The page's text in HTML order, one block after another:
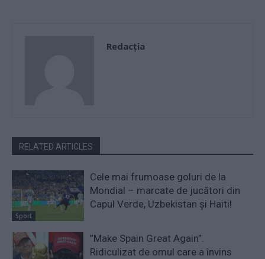
Redacţia
RELATED ARTICLES
Sport
Cele mai frumoase goluri de la
Mondial – marcate de jucători din
Capul Verde, Uzbekistan și Haiti!
”Make Spain Great Again”.
Ridiculizat de omul care a învins